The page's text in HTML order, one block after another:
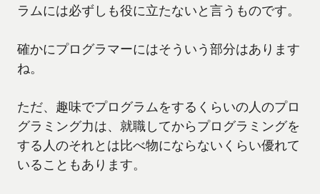
ラムには必ずしも役に立たないと言うものです。
確かにプログラマーにはそういう部分はあります
ね。
ただ、趣味でプログラムをするくらいの人のプロ
グラミング力は、就職してからプログラミングを
する人のそれとは比べ物にならないくらい優れて
いることもあります。